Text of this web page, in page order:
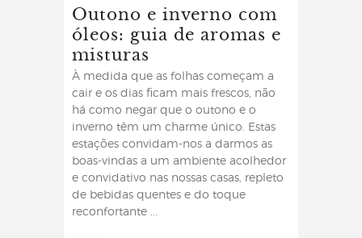
Outono e inverno com
óleos: guia de aromas e
misturas
À medida que as folhas começam a
cair e os dias ficam mais frescos, não
há como negar que o outono e o
inverno têm um charme único. Estas
estações convidam-nos a darmos as
boas-vindas a um ambiente acolhedor
e convidativo nas nossas casas, repleto
de bebidas quentes e do toque
reconfortante ...